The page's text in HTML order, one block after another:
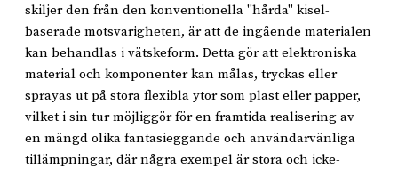
skiljer den från den konventionella "hårda" kisel-
baserade motsvarigheten, är att de ingående materialen
kan behandlas i vätskeform. Detta gör att elektroniska
material och komponenter kan målas, tryckas eller
sprayas ut på stora flexibla ytor som plast eller papper,
vilket i sin tur möjliggör för en framtida realisering av
en mängd olika fantasieggande och användarvänliga
tillämpningar, där några exempel är stora och icke-